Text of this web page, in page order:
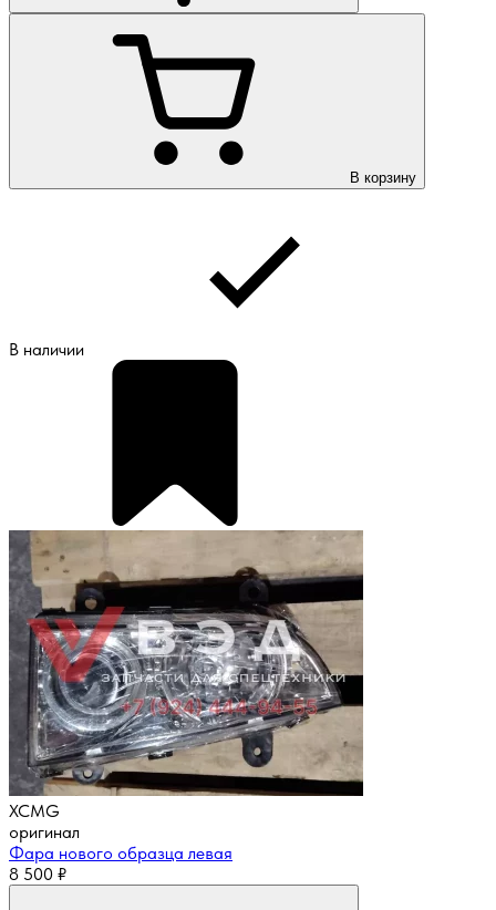
В корзину
В наличии
XCMG
оригинал
Фара нового образца левая
8 500 ₽